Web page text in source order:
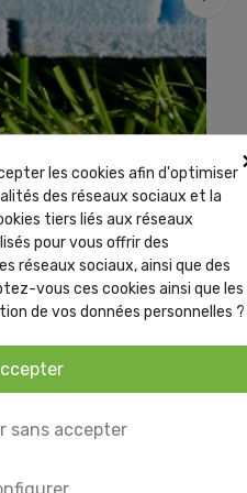
8 mm pour
les cookies afin d'optimiser
des réseaux sociaux et la
tiers liés aux réseaux
pour vous offrir des
réseaux sociaux, ainsi que des
vous ces cookies ainsi que les
de vos données personnelles ?
sans accepter